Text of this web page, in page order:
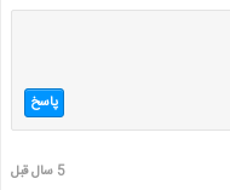
پاسخ
5 سال قبل